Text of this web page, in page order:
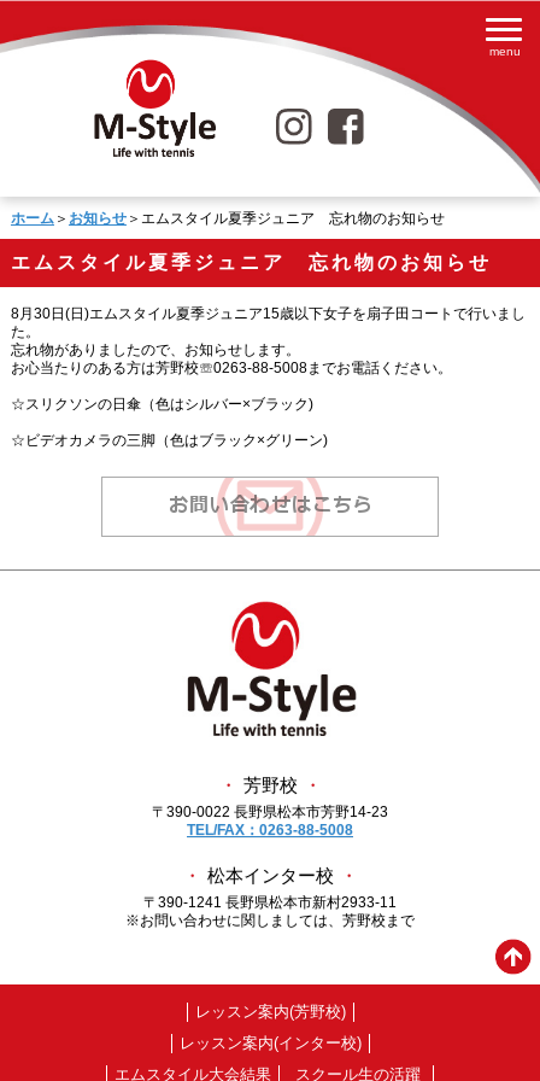
ホーム＞ お知らせ＞エムスタイル夏季ジュニア 忘れ物のお知らせ
エムスタイル夏季ジュニア 忘れ物のお知らせ
8月30日(日)エムスタイル夏季ジュニア15歳以下女子を扇子田コートで行いまし
た。
忘れ物がありましたので、お知らせします。
お心当たりのある方は芳野校☏0263-88-5008までお電話ください。
☆スリクソンの日傘（色はシルバー×ブラック)
☆ビデオカメラの三脚（色はブラック×グリーン)
・ 芳野校 ・
〒390-0022 長野県松本市芳野14-23
TEL/FAX：0263-88-5008
・ 松本インター校 ・
〒390-1241 長野県松本市新村2933-11
※お問い合わせに関しましては、芳野校まで
レッスン案内(芳野校)
レッスン案内(インター校)
エムスタイル大会結果
スクール生の活躍